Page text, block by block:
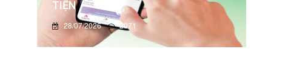
TIỆN
28/07/2026 2071